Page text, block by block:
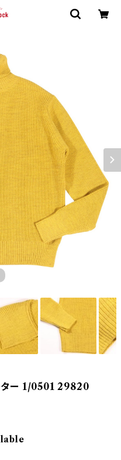
ター 1/0501 29820